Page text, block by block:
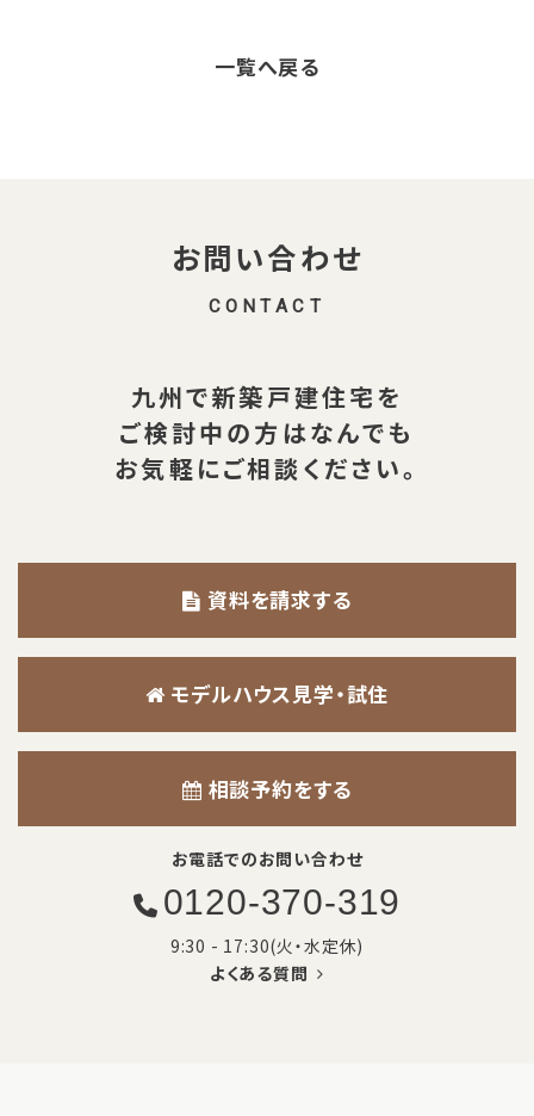
一覧へ戻る
お問い合わせ
CONTACT
九州で新築戸建住宅を
ご検討中の方はなんでも
お気軽にご相談ください。
資料を請求する
モデルハウス見学・試住
相談予約をする
お電話でのお問い合わせ
0120-370-319
9:30 - 17:30(火・水定休)
よくある質問